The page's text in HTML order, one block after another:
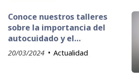
Conoce nuestros talleres
sobre la importancia del
autocuidado y el
mantenerse activo a partir
20/03/2024 Actualidad